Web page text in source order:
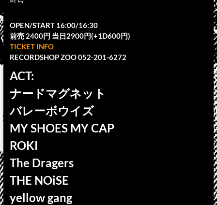
OPEN/START 16:00/16:30
前売 2400円 当日2900円(+1D600円)
TICKET INFO
RECORDSHOP ZOO 052-201-6272
ACT:
ナードマグネット
バレーボウイズ
MY SHOES MY CAP
ROKI
The Dragers
THE NOiSE
yellow gang